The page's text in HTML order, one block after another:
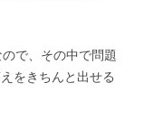
で、その中で問題
をきちんと出せる